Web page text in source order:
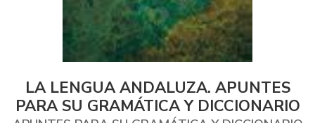
LA LENGUA ANDALUZA. APUNTES
PARA SU GRAMÁTICA Y DICCIONARIO